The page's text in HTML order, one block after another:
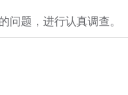
题，进行认真调查。